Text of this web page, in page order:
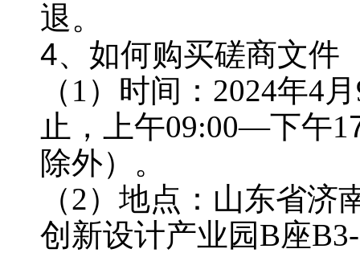
退。
4、如何购买磋商文件
（ 1）时间：2024年4
止，上午09:00—下午1
除外）。
（2）地点：山东省济
创新设计产业园B座